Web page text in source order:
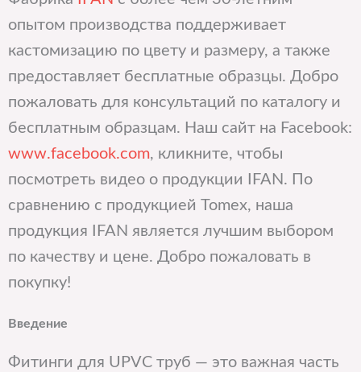
опытом производства поддерживает
кастомизацию по цвету и размеру, а также
предоставляет бесплатные образцы. Добро
пожаловать для консультаций по каталогу и
бесплатным образцам. Наш сайт на Facebook:
www.facebook.com, кликните, чтобы
посмотреть видео о продукции IFAN. По
сравнению с продукцией Tomex, наша
продукция IFAN является лучшим выбором
по качеству и цене. Добро пожаловать в
покупку!
Введение
Фитинги для UPVC труб — это важная часть